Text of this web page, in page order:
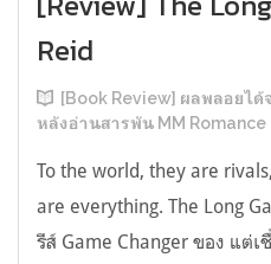
Reid
[Book Review] ผลพลอยไ
หลังอ่านสารพัน MM Romance
To the world, they are
are everything. The Long
รีส์ Game Changer ของ แต่เ